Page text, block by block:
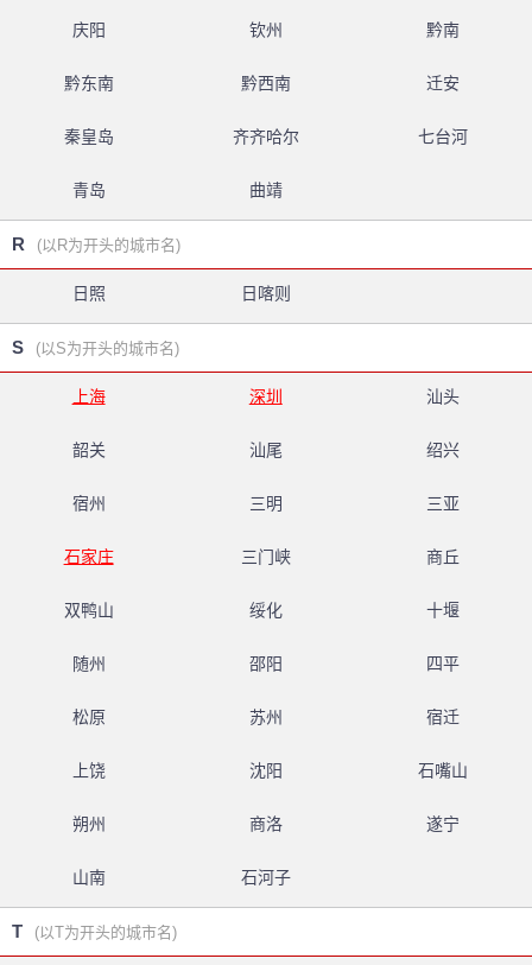
庆阳 钦州 黔南
黔东南 黔西南 迁安
秦皇岛 齐齐哈尔 七台河
青岛 曲靖
R (以R为开头的城市名)
日照 日喀则
S (以S为开头的城市名)
上海 深圳 汕头
韶关 汕尾 绍兴
宿州 三明 三亚
石家庄 三门峡 商丘
双鸭山 绥化 十堰
随州 邵阳 四平
松原 苏州 宿迁
上饶 沈阳 石嘴山
朔州 商洛 遂宁
山南 石河子
T (以T为开头的城市名)